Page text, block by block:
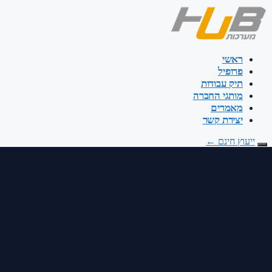
דלג
לתוכן
ראשי
פרופיל
תיק עבודות
מותגי החברה
מאמרים
יצירת קשר
ייעוץ חינם ←